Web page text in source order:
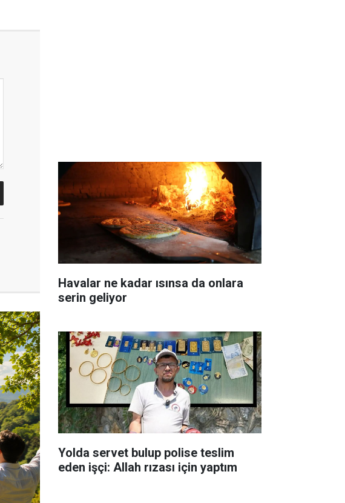
Havalar ne kadar ısınsa da onlara
serin geliyor
Yolda servet bulup polise teslim
eden işçi: Allah rızası için yaptım